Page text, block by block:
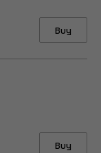
Buy
Buy